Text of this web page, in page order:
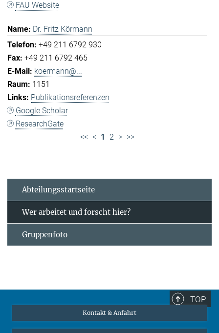
FAU Website
Dr. Fritz Körmann
+49 211 6792 930
+49 211 6792 465
koermann@...
1151
Publikationsreferenzen
Google Scholar
ResearchGate
<< < 1 2 > >>
Abteilungsstartseite
Wer arbeitet und forscht hier?
Gruppenfoto
TOP
Kontakt & Anfahrt